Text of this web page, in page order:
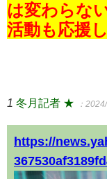
は変わらな
活動も応援
1 冬月記者 ★ ：
https://